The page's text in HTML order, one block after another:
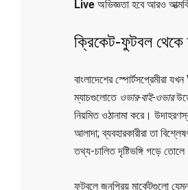
Liveঅভিজ্ঞতা হবে আরও
ক্রিকেট-ফুটবল থেকে
বাংলাদেশের স্পোর্টসপ্রেমীরা যখন
ম্যাচগুলোতে ওভার-বাই-ওভার
নিয়মিত ওঠানামা করে।
আলাদা; ব্যবহারকারীরা তা
তথ্য-চালিত দৃষ্টিভঙ্গি গড়ে
ফুটবলে জনপ্রিয় মার্কেটগুলো